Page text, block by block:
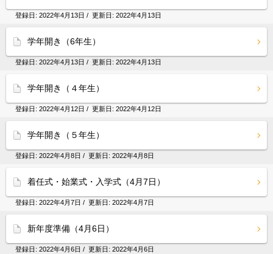
登録日: 2022年4月13日 / 更新日: 2022年4月13日
学年開き（6年生）
登録日: 2022年4月13日 / 更新日: 2022年4月13日
学年開き（４年生）
登録日: 2022年4月12日 / 更新日: 2022年4月12日
学年開き（５年生）
登録日: 2022年4月8日 / 更新日: 2022年4月8日
着任式・始業式・入学式（4月7日）
登録日: 2022年4月7日 / 更新日: 2022年4月7日
新年度準備（4月6日）
登録日: 2022年4月6日 / 更新日: 2022年4月6日